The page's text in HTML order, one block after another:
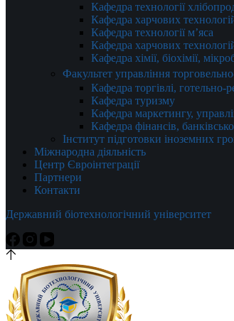
Кафедра технології
Кафедра харчових
Кафедра технології м’яса
Кафедра харчових
Кафедра хімії, біохімії,
Факультет управління
Кафедра торгівлі, готельно-
Кафедра туризму
Кафедра маркетингу,
Кафедра фінансів,
Інститут підготовки іноземних
Міжнародна діяльність
Центр Євроінтеграції
Партнери
Контакти
Державний біотехнологічний університет